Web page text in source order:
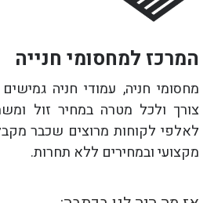
המרכז למחסומי חנייה
מחסומי חניה, עמודי חניה
צורך ולכל מטרה במחיר זול
לאלפי לקוחות מרוצים שכבר
מקצועי ובמחירים ללא תחרות.